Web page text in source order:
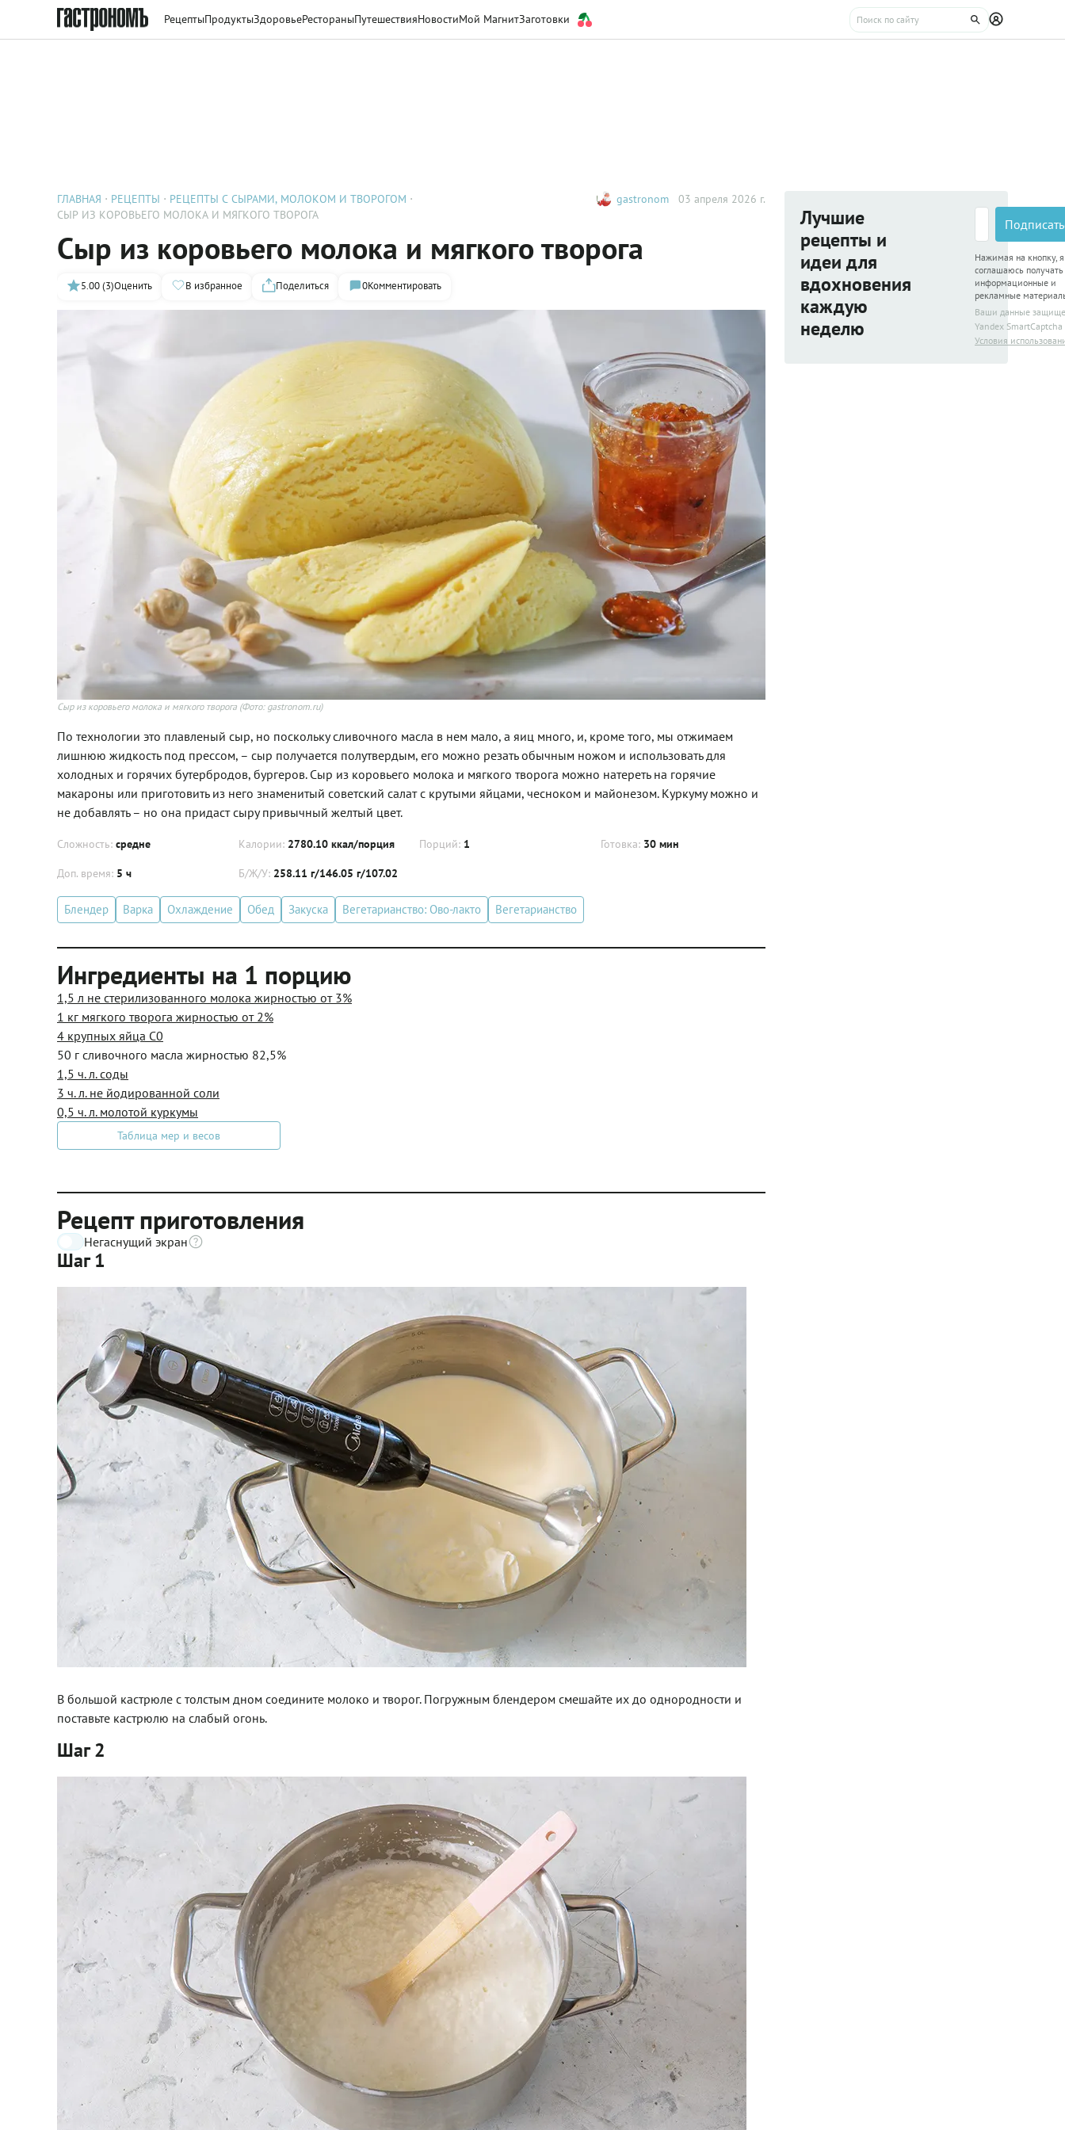
РецептыПродуктыЗдоровьеРестораныПутешествияНовостиМой МагнитЗаготовки
ГЛАВНАЯ РЕЦЕПТЫ
РЕЦЕПТЫ С СЫРАМИ, МОЛОКОМ И ТВОРОГОМ
СЫР ИЗ КОРОВЬЕГО МОЛОКА И МЯГКОГО ТВОРОГА
gastronom 03 апреля 2026 г.
Сыр из коровьего молока и мягкого творога
5.00 (3)Оценить В избранное Поделиться 0Комментировать
Сыр из коровьего молока и мягкого творога (Фото: gastronom.ru)
По технологии это плавленый сыр, но поскольку сливочного масла в нем мало, а яиц много, и, кроме того, мы отжимаем
лишнюю жидкость под прессом, – сыр получается полутвердым, его можно резать обычным ножом и использовать для
холодных и горячих бутербродов, бургеров. Сыр из коровьего молока и мягкого творога можно натереть на горячие
макароны или приготовить из него знаменитый советский салат с крутыми яйцами, чесноком и майонезом. Куркуму можно и
не добавлять – но она придаст сыру привычный желтый цвет.
Сложность: средне Калории: 2780.10 ккал/порция Порций: 1 Готовка: 30 мин
Доп. время: 5 ч Б/Ж/У: 258.11 г/146.05 г/107.02
Блендер Варка Охлаждение Обед Закуска Вегетарианство: Ово-лакто Вегетарианство
Ингредиенты на 1 порцию
1,5 л не стерилизованного молока жирностью от 3%
1 кг мягкого творога жирностью от 2%
4 крупных яйца С0
50 г сливочного масла жирностью 82,5%
1,5 ч. л. соды
3 ч. л. не йодированной соли
0,5 ч. л. молотой куркумы
Таблица мер и весов
Рецепт приготовления
Негаснущий экран
Шаг 1
В большой кастрюле с толстым дном соедините молоко и творог. Погружным блендером смешайте их до однородности и
поставьте кастрюлю на слабый огонь.
Шаг 2
Лучшие
рецепты и
идеи для
вдохновения
каждую
неделю
Нажимая на кнопку, я
соглашаюсь получать
информационные и
рекламные
Ваши данные
Yandex SmartCaptcha
Условия